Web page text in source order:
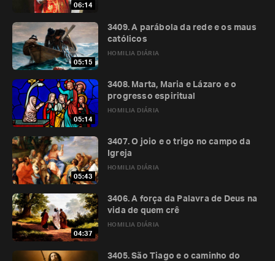
06:14
05:15
HOMILIA DIÁRIA
3409. A parábola da rede e os maus
católicos
05:14
HOMILIA DIÁRIA
3408. Marta, Maria e Lázaro e o
progresso espiritual
05:43
HOMILIA DIÁRIA
3407. O joio e o trigo no campo da
Igreja
04:37
HOMILIA DIÁRIA
3406. A força da Palavra de Deus na
vida de quem crê
3405. São Tiago e o caminho do